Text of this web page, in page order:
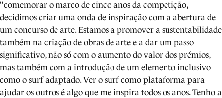
"comemorar o marco de cinco anos da competição,
decidimos criar uma onda de inspiração com a abertura de
um concurso de arte. Estamos a promover a sustentabilidade
também na criação de obras de arte e a dar um passo
significativo, não só com o aumento do valor dos prémios,
mas também com a introdução de um elemento inclusivo
como o surf adaptado. Ver o surf como plataforma para
ajudar os outros é algo que me inspira todos os anos. Tenho a